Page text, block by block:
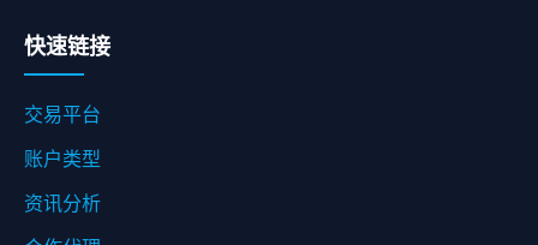
快速链接
交易平台
账户类型
资讯分析